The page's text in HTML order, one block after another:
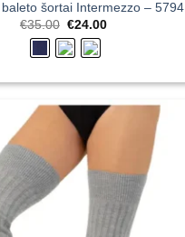
šortai Intermezzo – 5794
€35.00 Original
price
was:
€35.00.
€24.00Current